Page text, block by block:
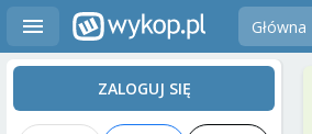
Główna
ZALOGUJ SIĘ